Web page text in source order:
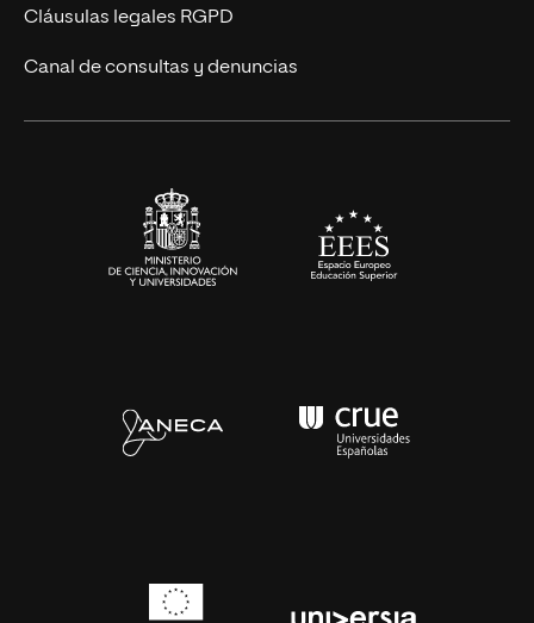
UNIR Revista
Eventos
Cláusulas legales RGPD
Canal de consultas y denuncias